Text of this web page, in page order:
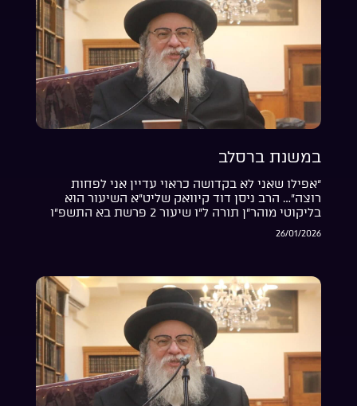
במשנת ברסלב
“אפילו שאני לא בקדושה כראוי עדיין אני לפחות
רוצה”… הרב ניסן דוד קיוואק שליט”א השיעור הוא
בליקוטי מוהר”ן תורה ל”ו שיעור 2 פרשת בא התשפ”ו
26/01/2026